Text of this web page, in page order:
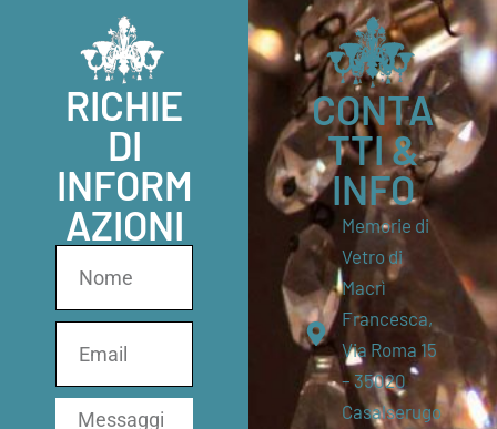
RICHIE
DI
INFORM
AZIONI
CONTA
TTI &
INFO
Memorie di
Vetro di
Macrì
Francesca,
Via Roma 15
– 35020
Casalserugo